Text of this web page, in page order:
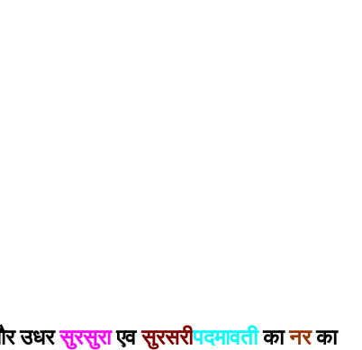
उधरसुरसुराएवसुरसरीपदमावतीकानरका